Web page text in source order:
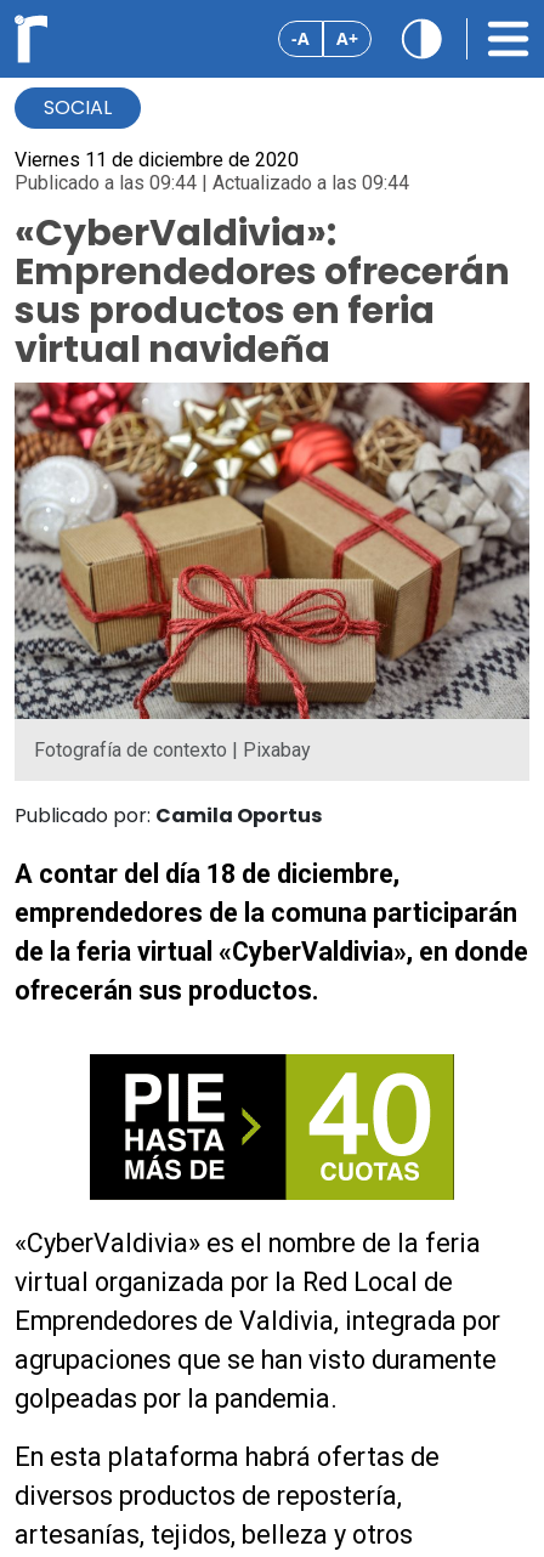
-A A+
SOCIAL
Viernes 11 de diciembre de 2020
Publicado a las 09:44 | Actualizado a las 09:44
«CyberValdivia»:
Emprendedores ofrecerán
sus productos en feria
virtual navideña
Fotografía de contexto | Pixabay
Publicado por: Camila Oportus
A contar del día 18 de diciembre,
emprendedores de la comuna participarán
de la feria virtual «CyberValdivia», en donde
ofrecerán sus productos.
«CyberValdivia» es el nombre de la feria
virtual organizada por la Red Local de
Emprendedores de Valdivia, integrada por
agrupaciones que se han visto duramente
golpeadas por la pandemia.
En esta plataforma habrá ofertas de
diversos productos de repostería,
artesanías, tejidos, belleza y otros